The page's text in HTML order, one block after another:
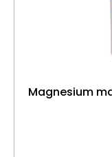
Magnesium